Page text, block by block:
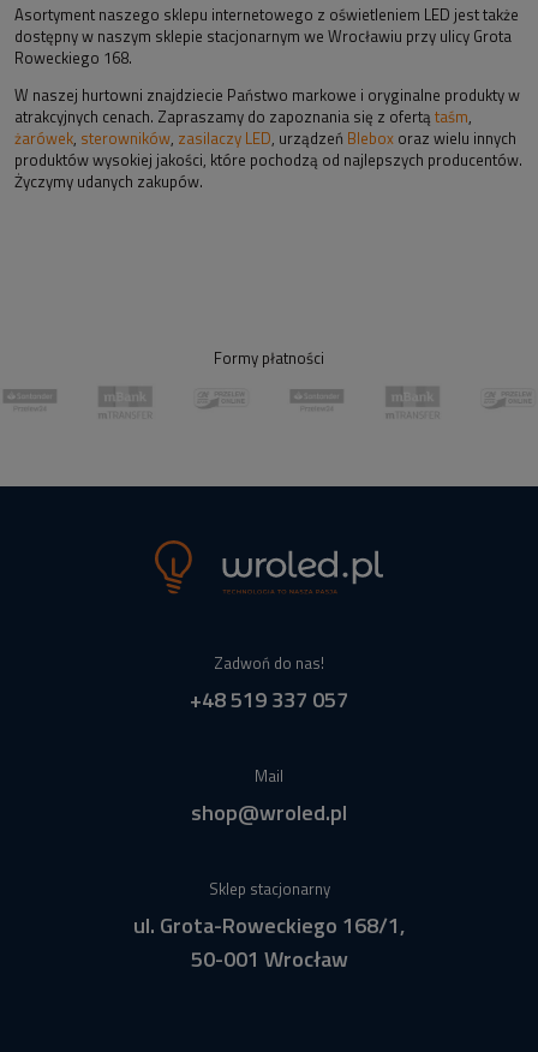
Asortyment naszego sklepu internetowego z oświetleniem LED jest także
dostępny w naszym sklepie stacjonarnym we Wrocławiu przy ulicy Grota
Roweckiego 168.
W naszej hurtowni znajdziecie Państwo markowe i oryginalne produkty w
atrakcyjnych cenach. Zapraszamy do zapoznania się z ofertą taśm,
żarówek, sterowników, zasilaczy LED, urządzeń Blebox oraz wielu innych
produktów wysokiej jakości, które pochodzą od najlepszych producentów.
Życzymy udanych zakupów.
Formy płatności
Zadwoń do nas!
+48 519 337 057
Mail
shop@wroled.pl
Sklep stacjonarny
ul. Grota-Roweckiego 168/1,
50-001 Wrocław